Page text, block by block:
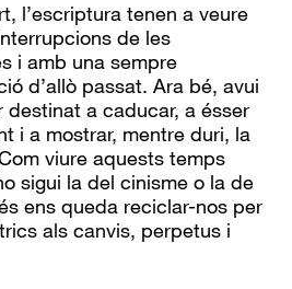
l’escriptura tenen a veure
de les
i amb una sempre
d’allò passat. Ara bé, avui
a caducar, a ésser
i a mostrar, mentre duri, la
viure aquests temps
sigui la del cinisme o la de
ens queda reciclar-nos per
als canvis, perpetus i